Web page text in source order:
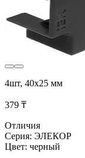
4шт, 40х25 мм
379 ₸
Отличия
Серия: ЭЛЕКОР
Цвет: черный